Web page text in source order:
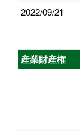
2022/09/21
産業財産権